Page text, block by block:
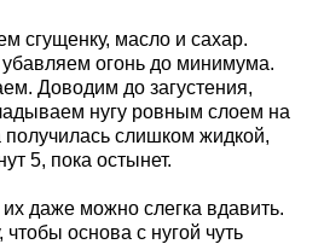
сгущенку, масло и сахар.
огонь до минимума.
Доводим до загустения,
нугу ровным слоем на
получилась слишком жидкой,
5, пока остынет.
даже можно слегка вдавить.
основа с нугой чуть